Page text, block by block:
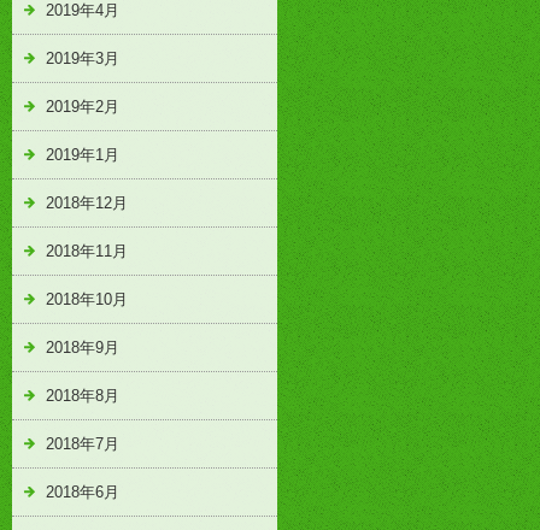
2019年4月
2019年3月
2019年2月
2019年1月
2018年12月
2018年11月
2018年10月
2018年9月
2018年8月
2018年7月
2018年6月